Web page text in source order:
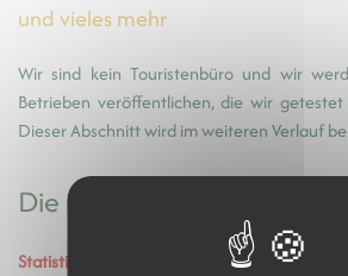
und vieles mehr
Wir sind kein Touristenbüro und wir
Betrieben veröffentlichen, die wir
Dieser Abschnitt wird im weiteren Verlauf
Die neuesten Informationen
Statistiken zum Besuch der Website!